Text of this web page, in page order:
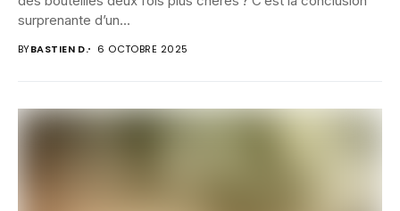
surprenante d’un...
BYBASTIEN D. 6 OCTOBRE 2025